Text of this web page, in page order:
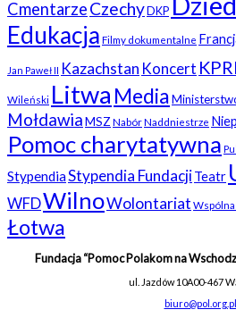
CmentarzeCzechyDKP
Edukacja Filmy dokumentalne
Jan Paweł II Kazachstan Koncert
Wileński Litwa Media
MołdawiaMSZ NabórNaddniestrze
Pomoc charytatywna
StypendiaStypendia FundacjiTeatr
WFDWilnoWolontariat Wspólna
Łotwa
Fundacja “Pomoc Polakom na
ul. Jazdów 10A00-467
biuro@pol.org.pl